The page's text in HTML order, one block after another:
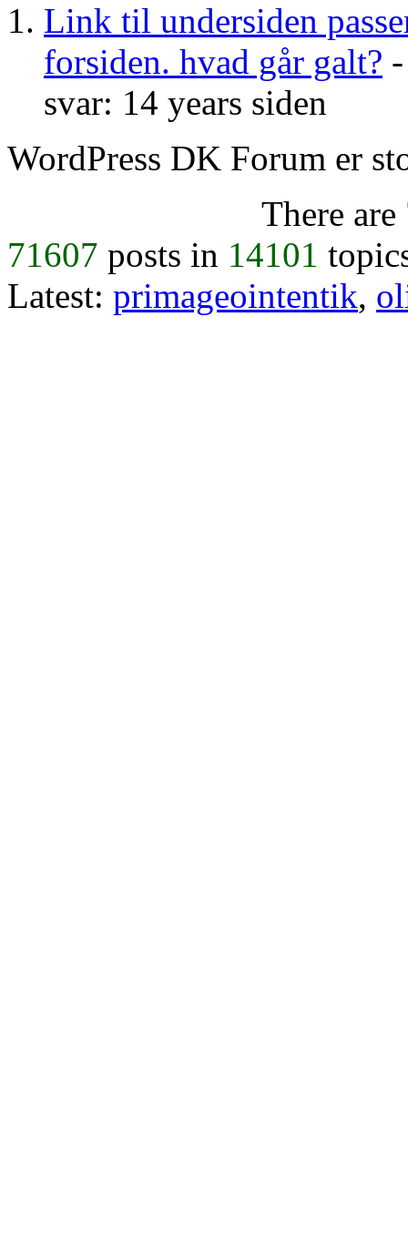
Link til undersiden
forsiden. hvad går galt?
svar: 14 years siden
WordPress DK Forum er
There are
71607 posts in 14101
Latest: primageointentik,